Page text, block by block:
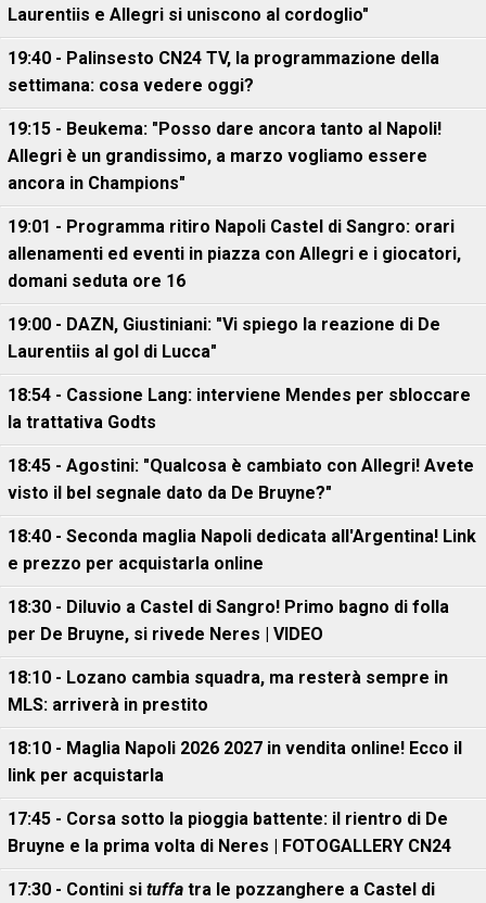
Laurentiis e Allegri si uniscono al cordoglio"
19:40 - Palinsesto CN24 TV, la programmazione della
settimana: cosa vedere oggi?
19:15 - Beukema: "Posso dare ancora tanto al Napoli!
Allegri è un grandissimo, a marzo vogliamo essere
ancora in Champions"
19:01 - Programma ritiro Napoli Castel di Sangro: orari
allenamenti ed eventi in piazza con Allegri e i giocatori,
domani seduta ore 16
19:00 - DAZN, Giustiniani: "Vi spiego la reazione di De
Laurentiis al gol di Lucca"
18:54 - Cassione Lang: interviene Mendes per sbloccare
la trattativa Godts
18:45 - Agostini: "Qualcosa è cambiato con Allegri! Avete
visto il bel segnale dato da De Bruyne?"
18:40 - Seconda maglia Napoli dedicata all'Argentina! Link
e prezzo per acquistarla online
18:30 - Diluvio a Castel di Sangro! Primo bagno di folla
per De Bruyne, si rivede Neres | VIDEO
18:10 - Lozano cambia squadra, ma resterà sempre in
MLS: arriverà in prestito
18:10 - Maglia Napoli 2026 2027 in vendita online! Ecco il
link per acquistarla
17:45 - Corsa sotto la pioggia battente: il rientro di De
Bruyne e la prima volta di Neres | FOTOGALLERY CN24
17:30 - Contini si tuffa tra le pozzanghere a Castel di